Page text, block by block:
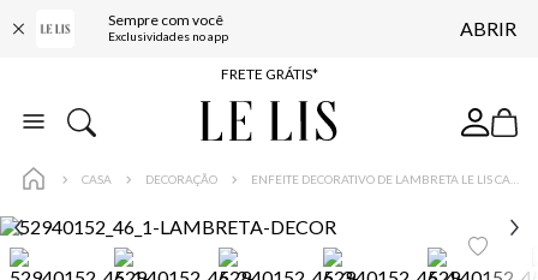
Sempre com você
Exclusividades no app ABRIR
ENTREGA EXPRESSA*
FRETE GRÁTIS*
BAIXE O APP
CASA DECORAÇÃO